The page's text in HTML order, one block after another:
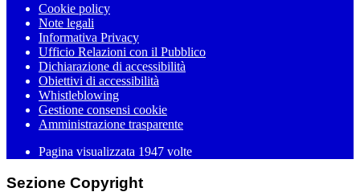
Cookie policy
Note legali
Informativa Privacy
Ufficio Relazioni con il Pubblico
Dichiarazione di accessibilità
Obiettivi di accessibilità
Whistleblowing
Gestione consensi cookie
Amministrazione trasparente
Pagina visualizzata 1947 volte
Sezione Copyright